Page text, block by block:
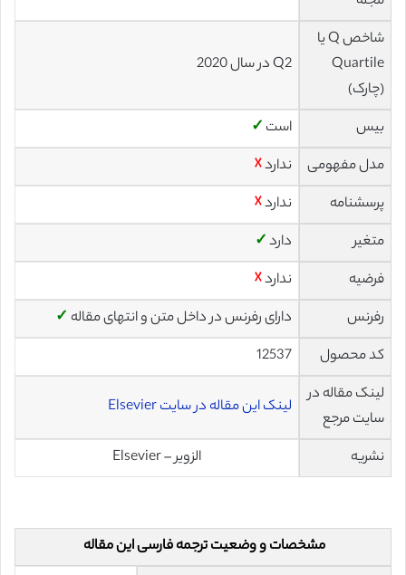
شاخص Q یا
Quartile
(چارک)
Q2 در سال 2020
بیس است ✓
مدل مفهومی
ندارد☓
پرسشنامه
ندارد☓
متغیر
دارد✓
فرضیه
ندارد☓
رفرنس
دارای رفرنس در داخل متن و انتهای مقاله ✓
کد محصول
12537
لینک مقاله در
سایت مرجع
لینک این مقاله در سایت Elsevier
نشریه الزویر – Elsevier
مشخصات و وضعیت ترجمه فارسی این مقاله